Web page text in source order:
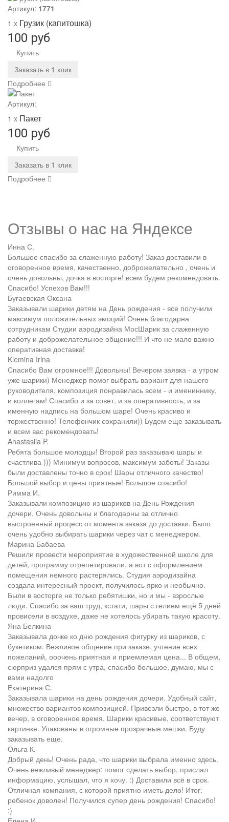
Артикул: 1771
1 x Грузик (капитошка)
100 руб
Купить
Заказать в 1 клик
Подробнее
Артикул:
1 x Пакет
100 руб
Купить
Заказать в 1 клик
Подробнее
Отзывы о нас на Яндексе
Инна С.
Большое спасибо за слаженную работу! Заказ доставили в
оговоренное время, качественно, доброжелательно , очень и
очень довольны, дочка в восторге! всем будем рекомендовать.
Спасибо! Успехов Вам!!!
Бугаевская Оксана
Заказывали шарики детям на День рождения - все получили
максимум положительных эмоций! Очень благодарна
сотрудникам Студии аэродизайна МосШарик за слаженную
работу и доброжелательное общение!!! И что не мало важно -
оперативная доставка!
Klemina Irina
Спасибо Вам огромное!!! Довольны! Вечером заявка - а утром
уже шарики) Менеджер помог выбрать вариант для нашего
руководителя, композиция понравилась всем - и имениннику,
и коллегам! Спасибо и за совет, и за оперативность, и за
именную надпись на большом шаре! Очень красиво и
торжественно! Телефончик сохранили)) Будем еще заказывать
и всем вас рекомендовать!
Anastasiia P.
Ребята большое молодцы! Второй раз заказываю шары и
счастлива ))) Минимум вопросов, максимум заботы! Заказы
были доставлены точно в срок! Шары отличного качество!
Большой выбор и цены приятные! Большое спасибо!
Римма И.
Заказывали композицию из шариков на День Рождения
дочери. Очень довольны и благодарны за отлично
выстроенный процесс от момента заказа до доставки. Было
очень удобно выбирать шарики через чат с менеджером.
Марина Бабаева
Решили провести мероприятие в художественной школе для
детей, программу отрепетировали, а вот с оформлением
помещения немного растерялись. Студия аэродизайна
создала интересный проект, получилось ярко и необычно.
Были в восторге не только ребятишки, но и мы - взрослые
люди. Спасибо за ваш труд, кстати, шары с гелием ещё 5 дней
провисели в воздухе, даже не хотелось убирать такую красоту.
Яна Белкина
Заказывала дочке ко дню рождения фигурку из шариков, с
букетиком. Вежливое общение при заказе, учтение всех
пожеланий, ооочень приятная и приемлемая цена... В общем,
сюрприз удался прям с утра, спасибо большое, думаю, мы с
вами надолго
Екатерина С.
Заказывала шарики на день рождения дочери. Удобный сайт,
множество вариантов композицией. Привезли быстро, в тот же
вечер, в оговоренное время. Шарики красивые, соответствуют
картинке. Упакованы в огромные прозрачные мешки. Буду
заказывать еще.
Ольга К.
Добрый день! Очень рада, что шарики выбрала именно здесь.
Очень вежливый менеджер: помог сделать выбор, прислал
информацию, услышал, что я хочу. :) Доставили всё в срок.
Отличная компания, с которой приятно иметь дело! Итог:
ребенок доволен! Получился супер день рождения! Спасибо!
:)